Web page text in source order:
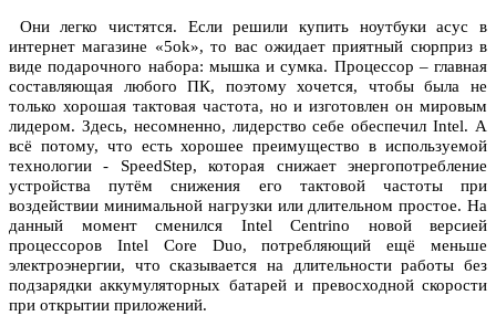
Они легко чистятся. Если решили купить ноутбуки асус в
интернет магазине «5ok», то вас ожидает приятный сюрприз в
виде подарочного набора: мышка и сумка. Процессор – главная
составляющая любого ПК, поэтому хочется, чтобы была не
только хорошая тактовая частота, но и изготовлен он мировым
лидером. Здесь, несомненно, лидерство себе обеспечил Intel. А
всё потому, что есть хорошее преимущество в используемой
технологии - SpeedStep, которая снижает энергопотребление
устройства путём снижения его тактовой частоты при
воздействии минимальной нагрузки или длительном простое. На
данный момент сменился Intel Centrino новой версией
процессоров Intel Core Duo, потребляющий ещё меньше
электроэнергии, что сказывается на длительности работы без
подзарядки аккумуляторных батарей и превосходной скорости
при открытии приложений.